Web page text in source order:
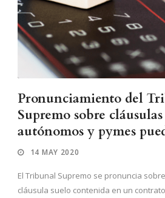
Pronunciamiento del
Supremo sobre
autónomos y pymes
14 MAY 2020
El Tribunal Supremo se pronuncia
cláusula suelo contenida en un